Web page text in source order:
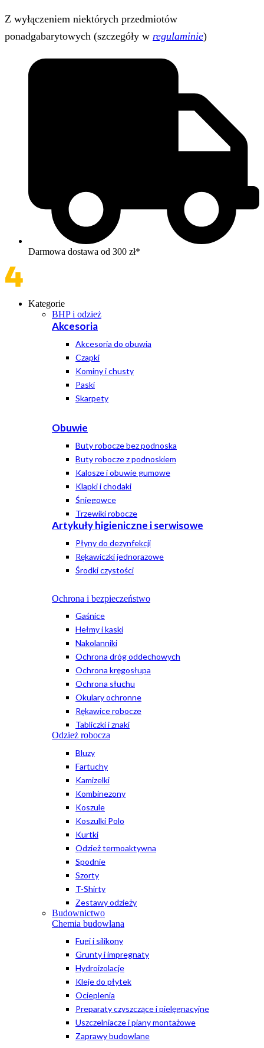
Z wyłączeniem niektórych przedmiotów
ponadgabarytowych (szczegóły w regulaminie)
Darmowa dostawa od 300 zł*
Kategorie
BHP i odzież
Akcesoria
Akcesoria do obuwia
Czapki
Kominy i chusty
Paski
Skarpety
Obuwie
Buty robocze bez podnoska
Buty robocze z podnoskiem
Kalosze i obuwie gumowe
Klapki i chodaki
Śniegowce
Trzewiki robocze
Artykuły higieniczne i serwisowe
Płyny do dezynfekcji
Rękawiczki jednorazowe
Środki czystości
Ochrona i bezpieczeństwo
Gaśnice
Hełmy i kaski
Nakolanniki
Ochrona dróg oddechowych
Ochrona kręgosłupa
Ochrona słuchu
Okulary ochronne
Rękawice robocze
Tabliczki i znaki
Odzież robocza
Bluzy
Fartuchy
Kamizelki
Kombinezony
Koszule
Koszulki Polo
Kurtki
Odzież termoaktywna
Spodnie
Szorty
T-Shirty
Zestawy odzieży
Budownictwo
Chemia budowlana
Fugi i silikony
Grunty i impregnaty
Hydroizolacje
Kleje do płytek
Ocieplenia
Preparaty czyszczące i pielęgnacyjne
Uszczelniacze i piany montażowe
Zaprawy budowlane